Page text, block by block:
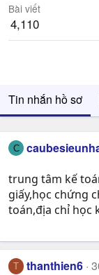
Bài viết
4,110
Tin nhắn hồ sơ
C
trung tâm kế
giấy,học chứng
toán,địa chỉ học
T thanthien6